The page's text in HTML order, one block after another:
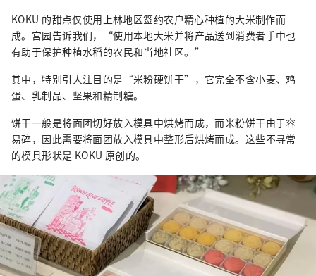
KOKU 的甜点仅使用上林地区签约农户精心种植的大米制作而
成。宫园告诉我们，“使用本地大米并将产品送到消费者手中也
有助于保护种植水稻的农民和当地社区。”
其中，特别引人注目的是“米粉硬饼干”，它完全不含小麦、鸡
蛋、乳制品、坚果和精制糖。
饼干一般是将面团切好放入模具中烘烤而成，而米粉饼干由于容
易碎，因此需要将面团放入模具中整形后烘烤而成。这些不寻常
的模具形状是 KOKU 原创的。